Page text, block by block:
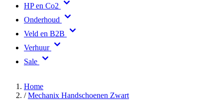
HP en Co2
Onderhoud
Veld en B2B
Verhuur
Sale
Home
/ Mechanix Handschoenen Zwart